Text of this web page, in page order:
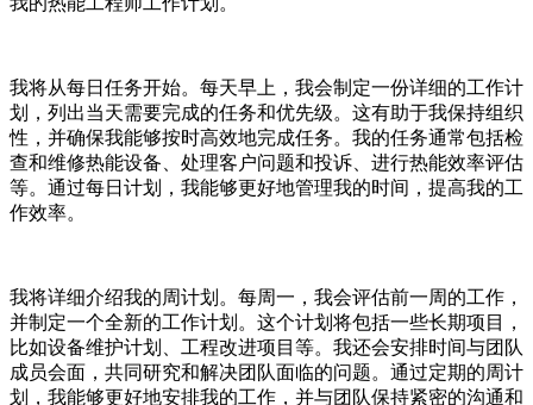
我将从每日任务开始。每天早上，我会制定一份详细的工作计
划，列出当天需要完成的任务和优先级。这有助于我保持组织
性，并确保我能够按时高效地完成任务。我的任务通常包括检
查和维修热能设备、处理客户问题和投诉、进行热能效率评估
等。通过每日计划，我能够更好地管理我的时间，提高我的工
作效率。
我将详细介绍我的周计划。每周一，我会评估前一周的工作，
并制定一个全新的工作计划。这个计划将包括一些长期项目，
比如设备维护计划、工程改进项目等。我还会安排时间与团队
成员会面，共同研究和解决团队面临的问题。通过定期的周计
划，我能够更好地安排我的工作，并与团队保持紧密的沟通和